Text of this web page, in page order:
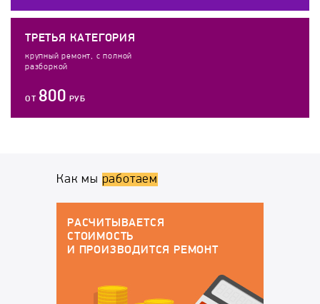
ТРЕТЬЯ КАТЕГОРИЯ
крупный ремонт, с полной
разборкой
ОТ 800 РУБ
Как мы работаем
ГАРАНТИЙНОЕ ОБСЛУЖИВАНИЕ
По окончанию работ у вас будут все
докменты:
закрепляется
ответственность за
котором перечислены
устранённые
неисправности, на